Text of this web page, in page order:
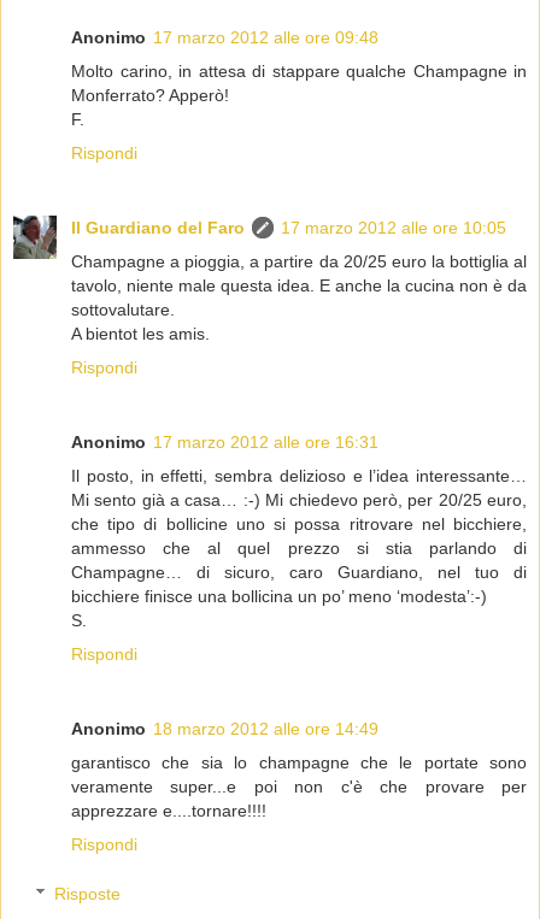
Anonimo 17 marzo 2012 alle ore 09:48
Molto carino, in attesa di stappare qualche Champagne in
Monferrato? Apperò!
F.
Rispondi
Il Guardiano del Faro
17 marzo 2012 alle ore 10:05
Champagne a pioggia, a partire da 20/25 euro la bottiglia al
tavolo, niente male questa idea. E anche la cucina non è da
sottovalutare.
A bientot les amis.
Rispondi
Anonimo 17 marzo 2012 alle ore 16:31
Il posto, in effetti, sembra delizioso e l’idea interessante…
Mi sento già a casa… :-) Mi chiedevo però, per 20/25 euro,
che tipo di bollicine uno si possa ritrovare nel bicchiere,
ammesso che al quel prezzo si stia parlando di
Champagne… di sicuro, caro Guardiano, nel tuo di
bicchiere finisce una bollicina un po’ meno ‘modesta’:-)
S.
Rispondi
Anonimo 18 marzo 2012 alle ore 14:49
garantisco che sia lo champagne che le portate sono
veramente super...e poi non c'è che provare per
apprezzare e....tornare!!!!
Rispondi
Risposte